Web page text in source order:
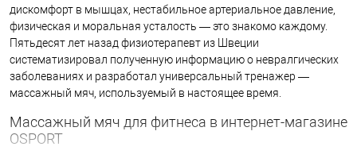
дискомфорт в мышцах, нестабильное артериальное давление,
физическая и моральная усталость — это знакомо каждому.
Пятьдесят лет назад физиотерапевт из Швеции
систематизировал полученную информацию о невралгических
заболеваниях и разработал универсальный тренажер —
массажный мяч, используемый в настоящее время.
Массажный мяч для фитнеса в интернет-магазине
OSPORT